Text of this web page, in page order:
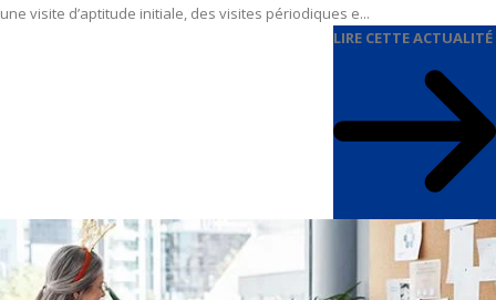
une visite d’aptitude initiale, des visites périodiques e...
LIRE CETTE ACTUALITÉ